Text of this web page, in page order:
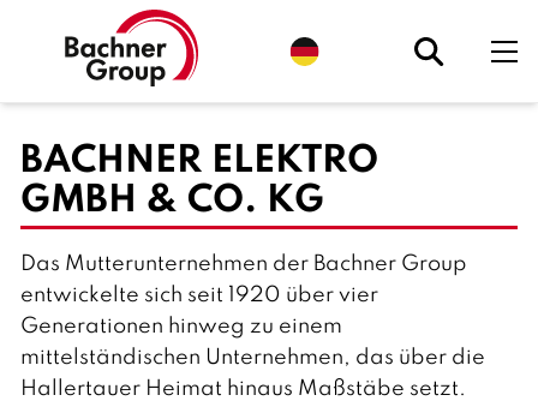
a
u
s
w
h
e
.
A
k
t
BACHNER ELEKTRO
GMBH & CO. KG
Das Mutterunternehmen der Bachner Group
entwickelte sich seit 1920 über vier
Generationen hinweg zu einem
mittelständischen Unternehmen, das über die
Hallertauer Heimat hinaus Maßstäbe setzt.